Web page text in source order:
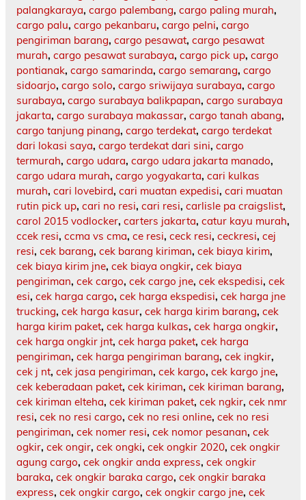
palangkaraya, cargo palembang, cargo paling murah,
cargo palu, cargo pekanbaru, cargo pelni, cargo
pengiriman barang, cargo pesawat, cargo pesawat
murah, cargo pesawat surabaya, cargo pick up, cargo
pontianak, cargo samarinda, cargo semarang, cargo
sidoarjo, cargo solo, cargo sriwijaya surabaya, cargo
surabaya, cargo surabaya balikpapan, cargo surabaya
jakarta, cargo surabaya makassar, cargo tanah abang,
cargo tanjung pinang, cargo terdekat, cargo terdekat
dari lokasi saya, cargo terdekat dari sini, cargo
termurah, cargo udara, cargo udara jakarta manado,
cargo udara murah, cargo yogyakarta, cari kulkas
murah, cari lovebird, cari muatan expedisi, cari muatan
rutin pick up, cari no resi, cari resi, carlisle pa craigslist,
carol 2015 vodlocker, carters jakarta, catur kayu murah,
ccek resi, ccma vs cma, ce resi, ceck resi, ceckresi, cej
resi, cek barang, cek barang kiriman, cek biaya kirim,
cek biaya kirim jne, cek biaya ongkir, cek biaya
pengiriman, cek cargo, cek cargo jne, cek ekspedisi, cek
esi, cek harga cargo, cek harga ekspedisi, cek harga jne
trucking, cek harga kasur, cek harga kirim barang, cek
harga kirim paket, cek harga kulkas, cek harga ongkir,
cek harga ongkir jnt, cek harga paket, cek harga
pengiriman, cek harga pengiriman barang, cek ingkir,
cek j nt, cek jasa pengiriman, cek kargo, cek kargo jne,
cek keberadaan paket, cek kiriman, cek kiriman barang,
cek kiriman elteha, cek kiriman paket, cek ngkir, cek nmr
resi, cek no resi cargo, cek no resi online, cek no resi
pengiriman, cek nomer resi, cek nomor pesanan, cek
ogkir, cek ongir, cek ongki, cek ongkir 2020, cek ongkir
agung cargo, cek ongkir anda express, cek ongkir
baraka, cek ongkir baraka cargo, cek ongkir baraka
express, cek ongkir cargo, cek ongkir cargo jne, cek